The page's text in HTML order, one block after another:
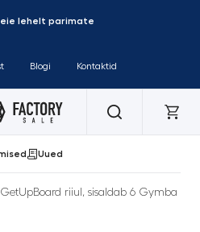
lehelt parimate
Blogi Kontaktid
Uued
riiul, sisaldab 6 Gymba